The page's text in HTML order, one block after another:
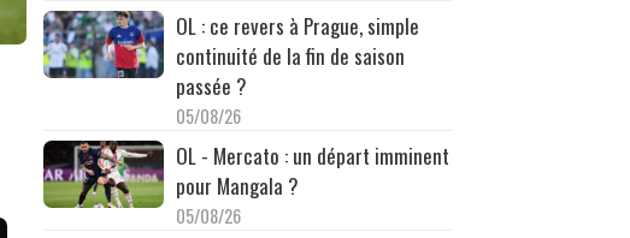
OL : ce revers à Prague, simple
continuité de la fin de saison
passée ?
05/08/26
OL - Mercato : un départ imminent
pour Mangala ?
05/08/26